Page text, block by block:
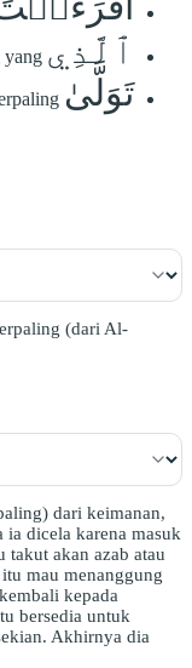
ٱلَّذِي yang
تَوَلَّىٰ
(dari Al-
dari keimanan,
dicela karena masuk
takut akan azab atau
mau menanggung
kepada
bersedia untuk
Akhirnya dia